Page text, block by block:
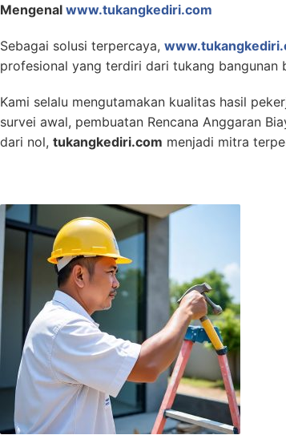
Mengenal www.tukangkediri.com
Sebagai solusi terpercaya,
profesional yang terdiri dari tukang bangunan
Kami selalu mengutamakan kualitas hasil
survei awal, pembuatan Rencana Anggaran
dari nol, tukangkediri.com menjadi mitra